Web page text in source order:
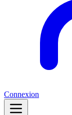
Connexion